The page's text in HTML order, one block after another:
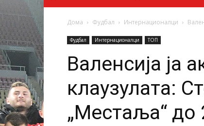
Дома Фудбал Интернационалци
Фудбал Интернационалци ТОП
Валенсија ја
клаузулата:
„Местаља“ до